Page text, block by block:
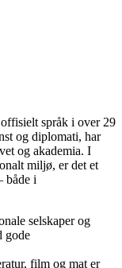
språk i over 29
og diplomati, har
og akademia. I
miljø, er det et
både i
selskaper og
gode
film og mat er